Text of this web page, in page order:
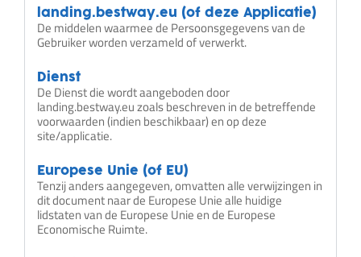
landing.bestway.eu (of deze Applicatie)
De middelen waarmee de Persoonsgegevens van de
Gebruiker worden verzameld of verwerkt.
Dienst
De Dienst die wordt aangeboden door
landing.bestway.eu zoals beschreven in de betreffende
voorwaarden (indien beschikbaar) en op deze
site/applicatie.
Europese Unie (of EU)
Tenzij anders aangegeven, omvatten alle verwijzingen in
dit document naar de Europese Unie alle huidige
lidstaten van de Europese Unie en de Europese
Economische Ruimte.